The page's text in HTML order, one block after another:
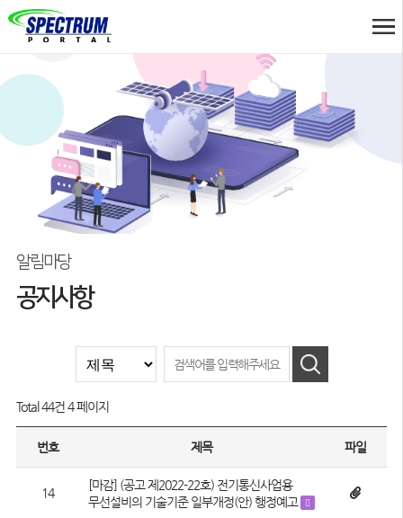
알림마당
공지사항
Total 44건 4 페이지
번호 제목 파일
14
[마감] (공고 제2022-22호) 전기통신사업용
무선설비의 기술기준 일부개정(안) 행정예고